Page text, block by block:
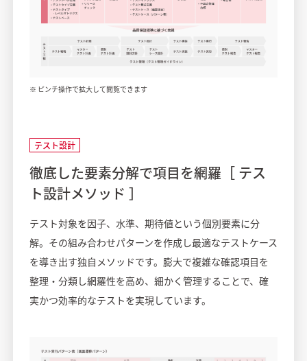
※ ピンチ操作で拡大して閲覧できます
テスト設計
徹底した要素分解で項目を網羅［ テス
ト設計メソッド ］
テスト対象を因子、水準、期待値という個別要素に分
解。その組み合わせパターンを作成し最適なテストケース
を導き出す独自メソッドです。膨大で複雑な確認項目を
整理・分類し網羅性を高め、細かく管理することで、確
実かつ効率的なテストを実現しています。